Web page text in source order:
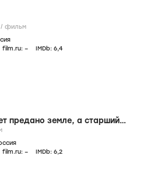
/ фильм
film.ru: – IMDb: 6,4
предано земле, а старший
петь
film.ru: – IMDb: 6,2